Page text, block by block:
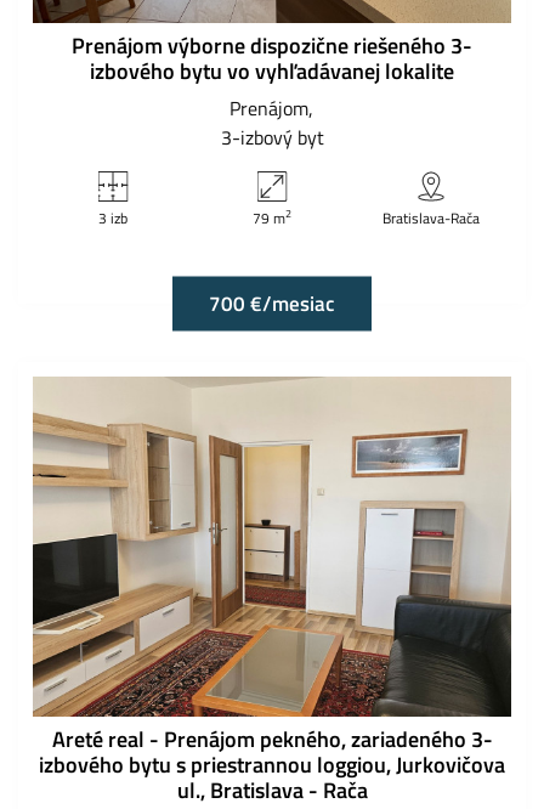
Prenájom výborne dispozične riešeného 3-
izbového bytu vo vyhľadávanej lokalite
Prenájom
3-izbový byt
3 izb 79 m2 Bratislava-Rača
700 €/mesiac
Areté real - Prenájom pekného, zariadeného 3-
izbového bytu s priestrannou loggiou, Jurkovičova
ul., Bratislava - Rača